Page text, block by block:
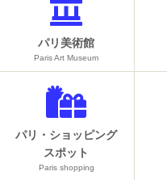
パリ美術館
Paris Art Museum
パリ・ショッピング
スポット
Paris shopping